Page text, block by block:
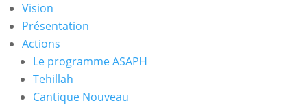
Vision
Présentation
Actions
Le programme ASAPH
Tehillah
Cantique Nouveau